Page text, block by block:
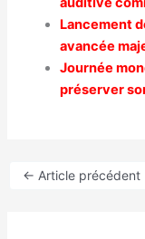
Lancement
avancée
Journée
préserver
← Article précédent